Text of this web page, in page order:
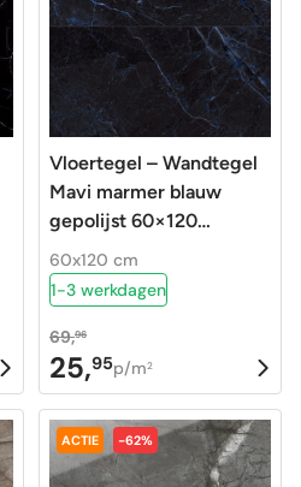
Vloertegel – Wandtegel
Mavi marmer blauw
gepolijst 60×120
gerectificeerd
60x120 cm
1-3 werkdagen
69,96
Oorspronkelijke
prijs
was:
69,96.
25,95
Huidige
prijs
is:
25,95.
p/m2
ACTIE -62%